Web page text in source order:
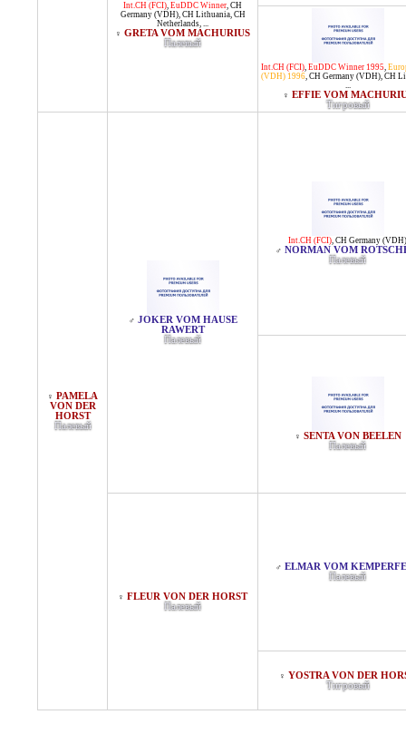
Int.CH (FCI), EuDDC Winner, CH
Germany (VDH), CH Lithuania, CH
Netherlands, ...
♀ GRETA VOM MACHURIUS
Палевый
Int.CH (FCI), EuDDC Winner 1995,
(VDH) 1996, CH Germany (VDH), CH
...
♀ EFFIE VOM
Тигровый
♀ PAMELA
VON DER
HORST
Палевый
♂ JOKER VOM HAUSE
RAWERT
Палевый
Int.CH (FCI), CH Germany (VDH)
♂ NORMAN VOM
Палевый
♀ SENTA VON BEELEN
Палевый
♀ FLEUR VON DER HORST
Палевый
♂ ELMAR VOM
Палевый
♀ YOSTRA VON DER
Тигровый